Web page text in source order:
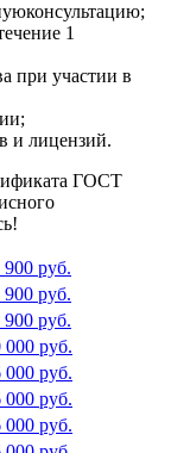
1
при участии в
и лицензий.
ГОСТ
900 руб.
900 руб.
900 руб.
000 руб.
000 руб.
000 руб.
000 руб.